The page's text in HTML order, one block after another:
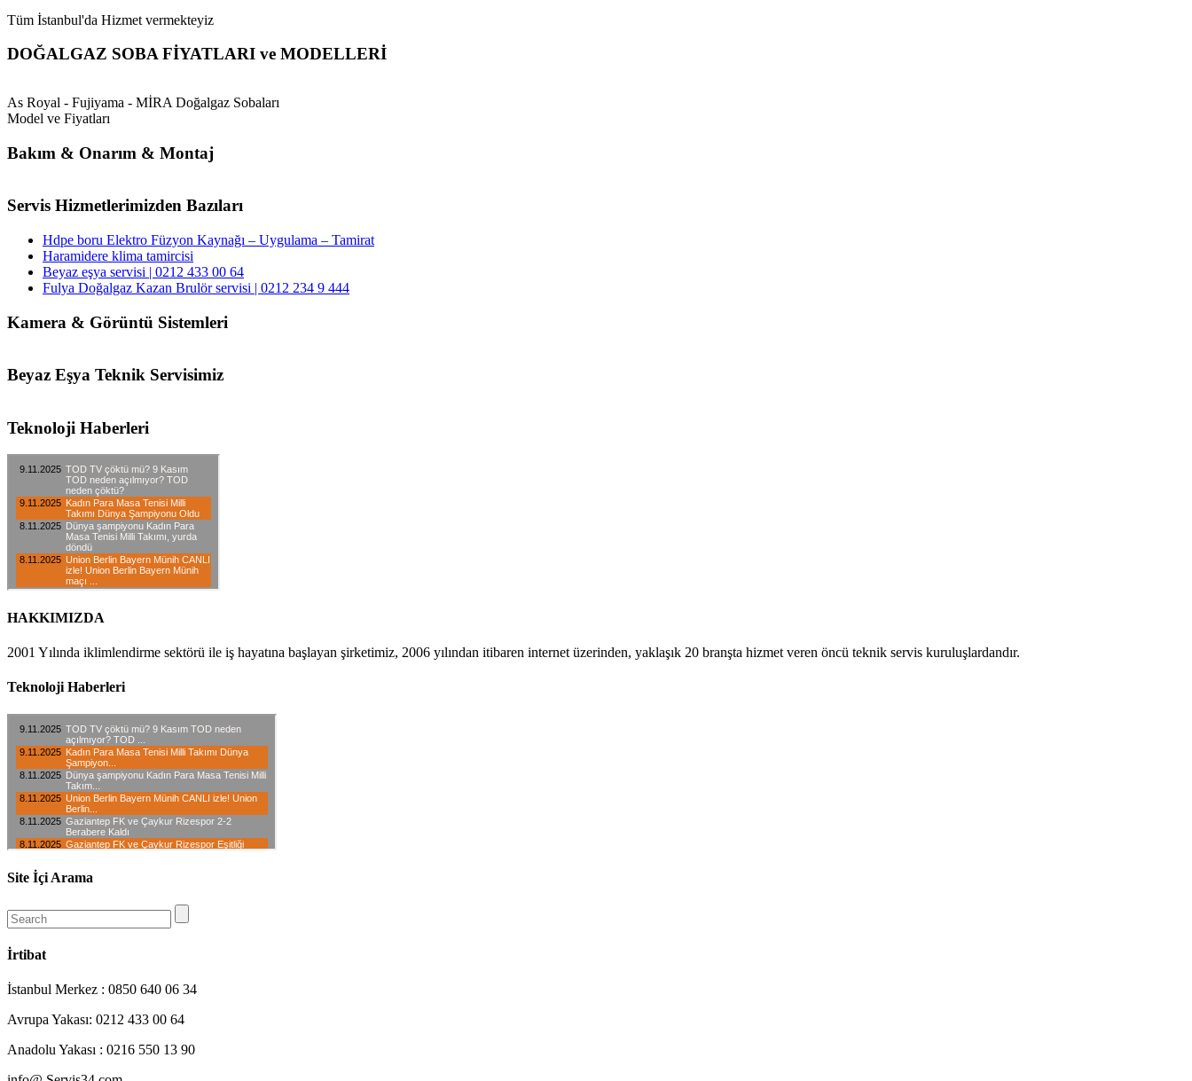
Tüm İstanbul'da Hizmet vermekteyiz
DOĞALGAZ SOBA FİYATLARI ve MODELLERİ
As Royal - Fujiyama - MİRA Doğalgaz Sobaları
Model ve Fiyatları
Bakım & Onarım & Montaj
Servis Hizmetlerimizden Bazıları
Hdpe boru Elektro Füzyon Kaynağı – Uygulama – Tamirat
Haramidere klima tamircisi
Beyaz eşya servisi | 0212 433 00 64
Fulya Doğalgaz Kazan Brulör servisi | 0212 234 9 444
Kamera & Görüntü Sistemleri
Beyaz Eşya Teknik Servisimiz
Teknoloji Haberleri
HAKKIMIZDA
2001 Yılında iklimlendirme sektörü ile iş hayatına başlayan şirketimiz, 2006 yılından itibaren internet üzerinden, yaklaşık 20 branşta hizmet veren öncü teknik servis kuruluşlardandır.
Teknoloji Haberleri
Site İçi Arama
İrtibat
İstanbul Merkez : 0850 640 06 34
Avrupa Yakası: 0212 433 00 64
Anadolu Yakası : 0216 550 13 90